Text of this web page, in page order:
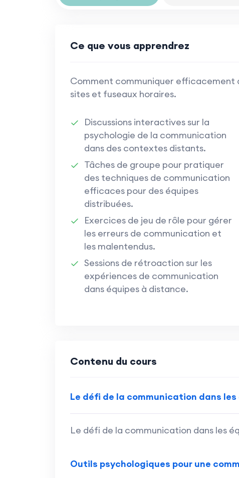
Ce que vous apprendrez
Comment communiquer efficacement
sites et fuseaux horaires.
Discussions interactives sur la
psychologie de la communication
dans des contextes distants.
Tâches de groupe pour pratiquer
des techniques de communication
efficaces pour des équipes
distribuées.
Exercices de jeu de rôle pour gérer
les erreurs de communication et
les malentendus.
Sessions de rétroaction sur les
expériences de communication
dans équipes à distance.
Contenu du cours
Le défi de la communication dans
Le défi de la communication dans les
Outils psychologiques pour une